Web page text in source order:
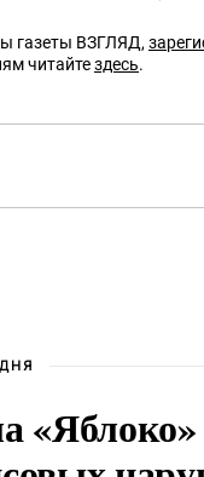
газеты ВЗГЛЯД,
читайтездесь.